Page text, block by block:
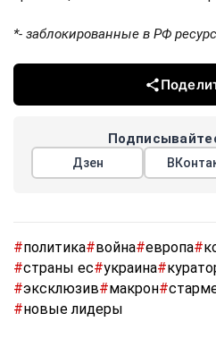
*- заблокированные в РФ
Дзен
#политика#война#европа#
#страны ес#украина#
#эксклюзив#макрон#
#новые лидеры